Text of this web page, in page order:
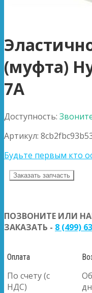
(муфта)
7A
Доступность:
Артикул:
Будьте первым кто
Заказать запчасть
ПОЗВОНИТЕ ИЛИ
ЗАКАЗАТЬ - 8 (499)
Оплата
По счету (с
НДС)